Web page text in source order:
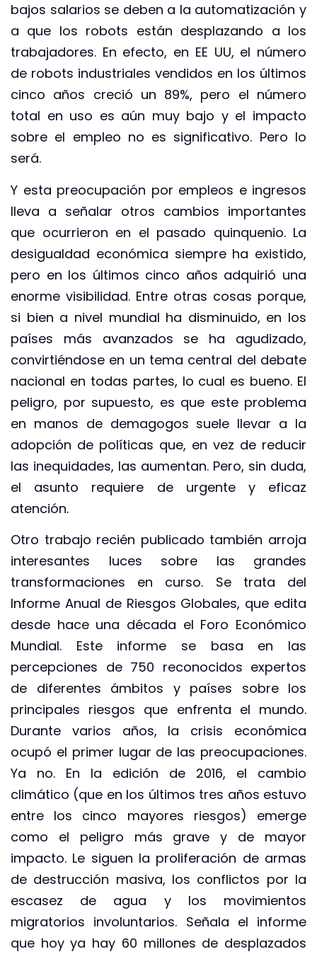
bajos salarios se deben a la automatización y
a que los robots están desplazando a los
trabajadores. En efecto, en EE UU, el número
de robots industriales vendidos en los últimos
cinco años creció un 89%, pero el número
total en uso es aún muy bajo y el impacto
sobre el empleo no es significativo. Pero lo
será.
Y esta preocupación por empleos e ingresos
lleva a señalar otros cambios importantes
que ocurrieron en el pasado quinquenio. La
desigualdad económica siempre ha existido,
pero en los últimos cinco años adquirió una
enorme visibilidad. Entre otras cosas porque,
si bien a nivel mundial ha disminuido, en los
países más avanzados se ha agudizado,
convirtiéndose en un tema central del debate
nacional en todas partes, lo cual es bueno. El
peligro, por supuesto, es que este problema
en manos de demagogos suele llevar a la
adopción de políticas que, en vez de reducir
las inequidades, las aumentan. Pero, sin duda,
el asunto requiere de urgente y eficaz
atención.
Otro trabajo recién publicado también arroja
interesantes luces sobre las grandes
transformaciones en curso. Se trata del
Informe Anual de Riesgos Globales, que edita
desde hace una década el Foro Económico
Mundial. Este informe se basa en las
percepciones de 750 reconocidos expertos
de diferentes ámbitos y países sobre los
principales riesgos que enfrenta el mundo.
Durante varios años, la crisis económica
ocupó el primer lugar de las preocupaciones.
Ya no. En la edición de 2016, el cambio
climático (que en los últimos tres años estuvo
entre los cinco mayores riesgos) emerge
como el peligro más grave y de mayor
impacto. Le siguen la proliferación de armas
de destrucción masiva, los conflictos por la
escasez de agua y los movimientos
migratorios involuntarios. Señala el informe
que hoy ya hay 60 millones de desplazados